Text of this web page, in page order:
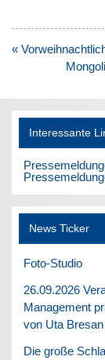
Beitragsnavigation
«
Interessante
News Ticker
Foto-Studio
26.09.2026
Management
von Uta Bresan
Die große